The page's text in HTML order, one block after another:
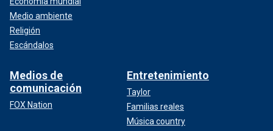
Medio ambiente
Religión
Escándalos
Medios de
comunicación
FOX Nation
Entretenimiento
Taylor
Familias reales
Música country